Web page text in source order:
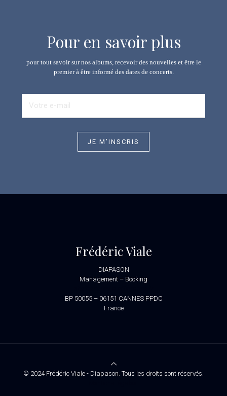
Pour en savoir plus
pour tout savoir sur nos albums, recevoir des nouvelles et être le
premier à être informé des dates de concerts.
Frédéric Viale
DIAPASON
Management – Booking
BP 50055 – 06151 CANNES PPDC
France
© 2024 Frédéric Viale - Diapason. Tous les droits sont réservés.